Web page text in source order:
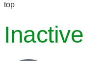
top
Inactive